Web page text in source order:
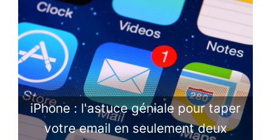
iPhone : l'astuce géniale pour taper
votre email en seulement deux